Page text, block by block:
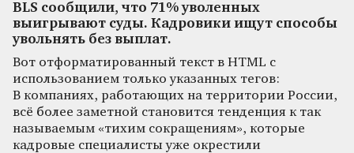
BLS сообщили, что 71% уволенных
выигрывают суды. Кадровики ищут способы
увольнять без выплат.
Вот отформатированный текст в HTML с
использованием только указанных тегов:
В компаниях, работающих на территории России,
всё более заметной становится тенденция к так
называемым «тихим сокращениям», которые
кадровые специалисты уже окрестили